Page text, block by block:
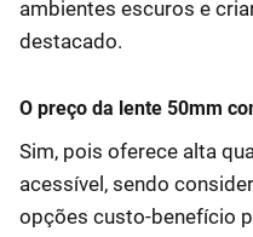
ambientes escuros e
destacado.
O preço da lente 50mm
Sim, pois oferece alta
acessível, sendo
opções custo-benefício